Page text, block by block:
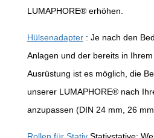
LUMAPHORE® erhöhen.
Hülsenadapter: Je nach den
Anlagen und der bereits in
Ausrüstung ist es möglich, die
unserer LUMAPHORE® nach
anzupassen (DIN 24 mm, 26